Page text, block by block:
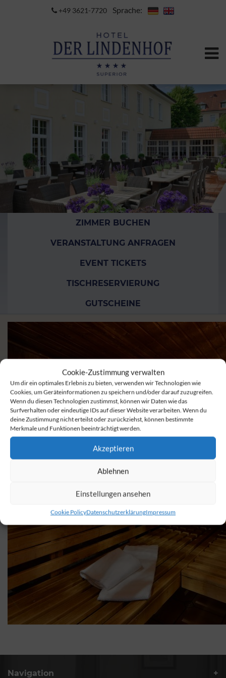
Cookie-Zustimmung verwalten
Um dir ein optimales Erlebnis zu bieten, verwenden wir Technologien wie
Cookies, um Geräteinformationen zu speichern und/oder darauf zuzugreifen.
Wenn du diesen Technologien zustimmst, können wir Daten wie das
Surfverhalten oder eindeutige IDs auf dieser Website verarbeiten. Wenn du
deine Zustimmung nicht erteilst oder zurückziehst, können bestimmte
Merkmale und Funktionen beeinträchtigt werden.
Akzeptieren
Ablehnen
Einstellungen ansehen
Cookie PolicyDatenschutzerklärungImpressum
+49 3621-7720 Sprache:
ZIMMER BUCHEN
VERANSTALTUNG ANFRAGEN
EVENT TICKETS
TISCHRESERVIERUNG
GUTSCHEINE
Navigation